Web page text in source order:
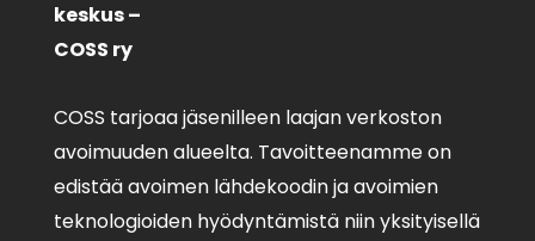
keskus –
COSS ry
COSS tarjoaa jäsenilleen laajan verkoston
avoimuuden alueelta. Tavoitteenamme on
edistää avoimen lähdekoodin ja avoimien
teknologioiden hyödyntämistä niin yksityisellä